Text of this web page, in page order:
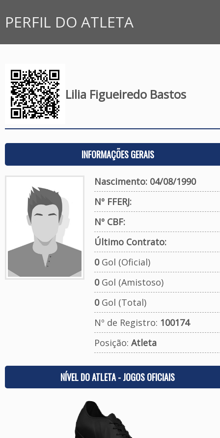
PERFIL DO ATLETA
Lilia Figueiredo Bastos
INFORMAÇÕES GERAIS
Nascimento: 04/08/1990
Nº FFERJ:
Nº CBF:
Último Contrato:
0Gol (Oficial)
0Gol (Amistoso)
0Gol (Total)
Nº de Registro: 100174
Posição: Atleta
NÍVEL DO ATLETA - JOGOS OFICIAIS